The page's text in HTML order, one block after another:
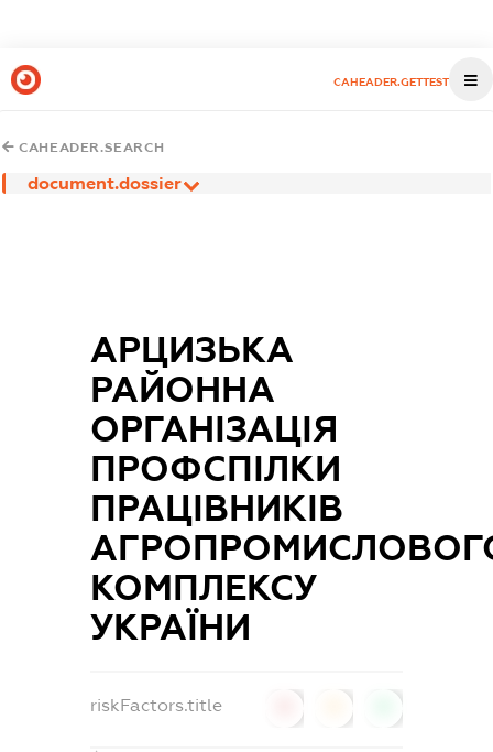
CAHEADER.GETTEST
CAHEADER.SEARCH
document.dossier
АРЦИЗЬКА
РАЙОННА
ОРГАНІЗАЦІЯ
ПРОФСПІЛКИ
ПРАЦІВНИКІВ
КОМПЛЕКСУ
УКРАЇНИ
riskFactors.title